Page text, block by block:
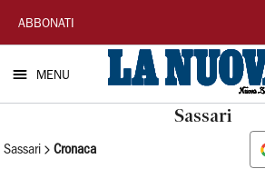
La
Nuova
Sardegna
ABBONATI
MENU
Sassari
Sassari Cronaca